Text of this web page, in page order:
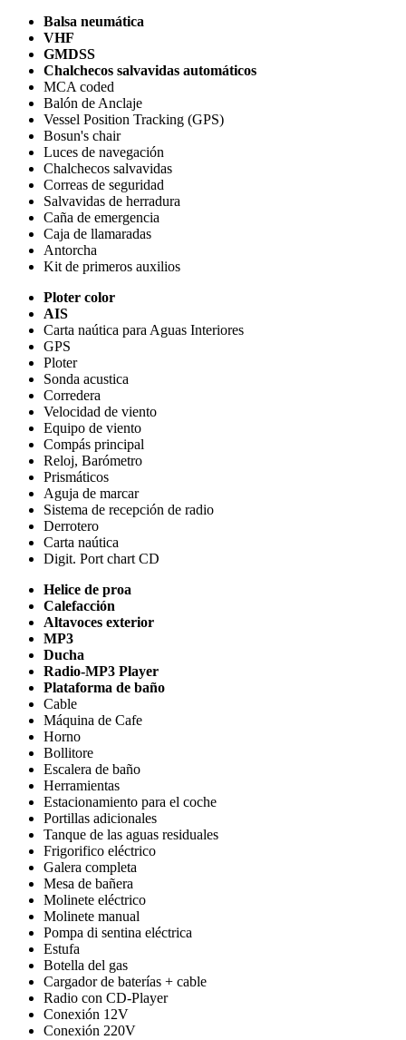
Balsa neumática
VHF
GMDSS
Chalchecos salvavidas automáticos
MCA coded
Balón de Anclaje
Vessel Position Tracking (GPS)
Bosun's chair
Luces de navegación
Chalchecos salvavidas
Correas de seguridad
Salvavidas de herradura
Caña de emergencia
Caja de llamaradas
Antorcha
Kit de primeros auxilios
Ploter color
AIS
Carta naútica para Aguas Interiores
GPS
Ploter
Sonda acustica
Corredera
Velocidad de viento
Equipo de viento
Compás principal
Reloj, Barómetro
Prismáticos
Aguja de marcar
Sistema de recepción de radio
Derrotero
Carta naútica
Digit. Port chart CD
Helice de proa
Calefacción
Altavoces exterior
MP3
Ducha
Radio-MP3 Player
Plataforma de baño
Cable
Máquina de Cafe
Horno
Bollitore
Escalera de baño
Herramientas
Estacionamiento para el coche
Portillas adicionales
Tanque de las aguas residuales
Frigorifico eléctrico
Galera completa
Mesa de bañera
Molinete eléctrico
Molinete manual
Pompa di sentina eléctrica
Estufa
Botella del gas
Cargador de baterías + cable
Radio con CD-Player
Conexión 12V
Conexión 220V